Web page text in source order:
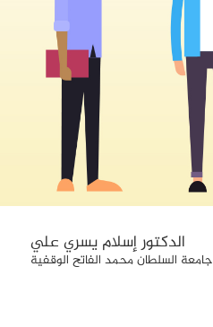
الدكتور إسلام يسري علي
جامعة السلطان محمد الفاتح الوقفية